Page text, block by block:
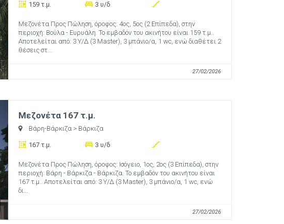
159 τ.μ. 3 υ/δ
Μεζονέτα Προς Πώληση, όροφος: 4ος, 5ος (2 Επίπεδα), στην
περιοχή: Βούλα - Ευρυάλη. Το εμβαδόν του ακινήτου είναι 159 τ.μ..
Αποτελείται από: 3 Υ/Δ (3 Master), 3 μπάνιο/α, 1 wc, ενώ διαθέτει 2
θέσεις στ...
27/02/2026
Μεζονέτα 167 τ.μ.
Βάρη-Βάρκιζα > Βάρκιζα
167 τ.μ. 3 υ/δ
Μεζονέτα Προς Πώληση, όροφος: Ισόγειο, 1ος, 2ος (3 Επίπεδα), στην
περιοχή: Βάρη - Βάρκιζα - Βάρκιζα. Το εμβαδόν του ακινήτου είναι
167 τ.μ.. Αποτελείται από: 3 Υ/Δ (3 Master), 3 μπάνιο/α, 1 wc, ενώ
δι...
27/02/2026